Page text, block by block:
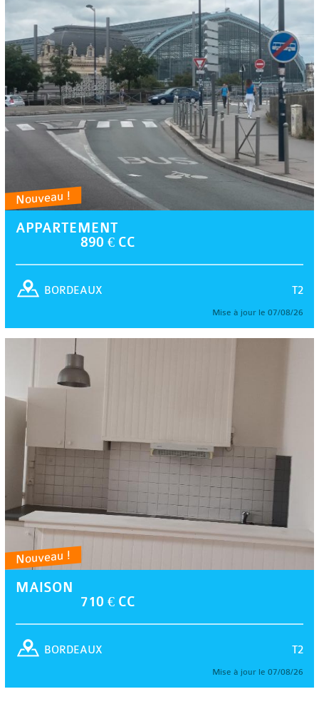
Nouveau !
APPARTEMENT
890 € CC
T2
BORDEAUX
Mise à jour le 07/08/26
Nouveau !
MAISON
710 € CC
T2
BORDEAUX
Mise à jour le 07/08/26